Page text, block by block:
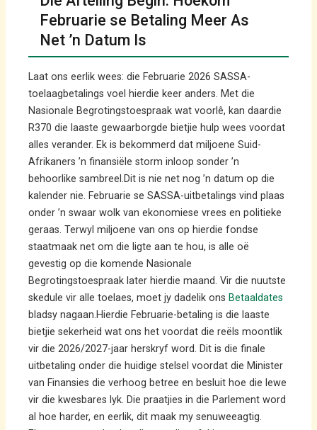
Februarie se Betaling Meer As
Net ’n Datum Is
Laat ons eerlik wees: die Februarie 2026 SASSA-
toelaagbetalings voel hierdie keer anders. Met die
Nasionale Begrotingstoespraak wat voorlê, kan daardie
R370 die laaste gewaarborgde bietjie hulp wees voordat
alles verander. Ek is bekommerd dat miljoene Suid-
Afrikaners ’n finansiële storm inloop sonder ’n
behoorlike sambreel.Dit is nie net nog ’n datum op die
kalender nie. Februarie se SASSA-uitbetalings vind plaas
onder ’n swaar wolk van ekonomiese vrees en politieke
geraas. Terwyl miljoene van ons op hierdie fondse
staatmaak net om die ligte aan te hou, is alle oë
gevestig op die komende Nasionale
Begrotingstoespraak later hierdie maand. Vir die nuutste
skedule vir alle toelaes, moet jy dadelik ons Betaaldates
bladsy nagaan.Hierdie Februarie-betaling is die laaste
bietjie sekerheid wat ons het voordat die reëls moontlik
vir die 2026/2027-jaar herskryf word. Dit is die finale
uitbetaling onder die huidige stelsel voordat die Minister
van Finansies die verhoog betree en besluit hoe die lewe
vir die kwesbares lyk. Die praatjies in die Parlement word
al hoe harder, en eerlik, dit maak my senuweeagtig.